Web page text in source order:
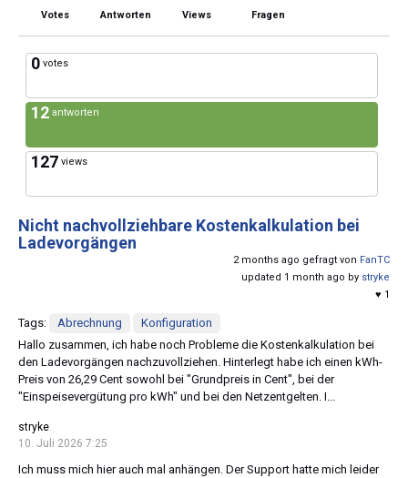
Votes Antworten Views Fragen
0 votes
12 antworten
127 views
Nicht nachvollziehbare Kostenkalkulation bei
Ladevorgängen
2 months ago gefragt von FanTC
updated 1 month ago by stryke
♥ 1
Tags: Abrechnung
Konfiguration
Hallo zusammen, ich habe noch Probleme die Kostenkalkulation bei
den Ladevorgängen nachzuvollziehen. Hinterlegt habe ich einen kWh-
Preis von 26,29 Cent sowohl bei "Grundpreis in Cent", bei der
"Einspeisevergütung pro kWh" und bei den Netzentgelten. I...
stryke
10. Juli 2026 7:25
Ich muss mich hier auch mal anhängen. Der Support hatte mich leider